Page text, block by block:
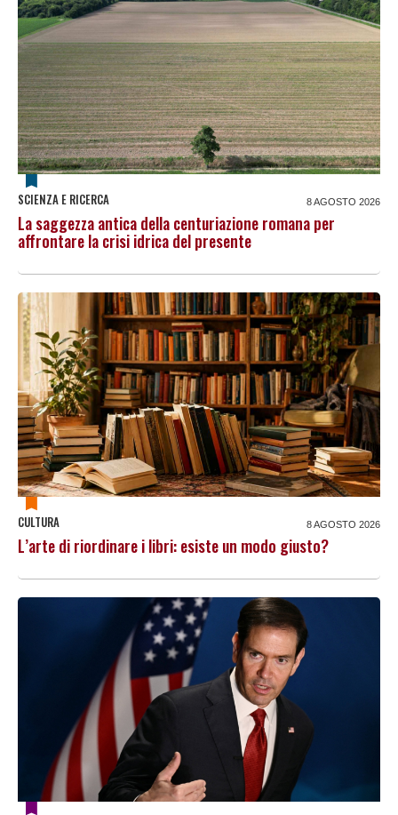
SCIENZA E RICERCA 8 AGOSTO 2026
La saggezza antica della centuriazione romana per
affrontare la crisi idrica del presente
CULTURA 8 AGOSTO 2026
L’arte di riordinare i libri: esiste un modo giusto?